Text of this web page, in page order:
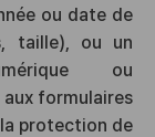
ou date de
taille), ou un
ou
formulaires
protection de